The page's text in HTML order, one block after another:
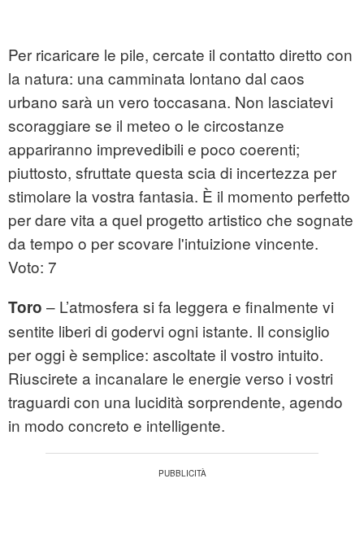
Per ricaricare le pile, cercate il contatto diretto con
la natura: una camminata lontano dal caos
urbano sarà un vero toccasana. Non lasciatevi
scoraggiare se il meteo o le circostanze
appariranno imprevedibili e poco coerenti;
piuttosto, sfruttate questa scia di incertezza per
stimolare la vostra fantasia. È il momento perfetto
per dare vita a quel progetto artistico che sognate
da tempo o per scovare l'intuizione vincente.
Voto: 7
Toro – L’atmosfera si fa leggera e finalmente vi
sentite liberi di godervi ogni istante. Il consiglio
per oggi è semplice: ascoltate il vostro intuito.
Riuscirete a incanalare le energie verso i vostri
traguardi con una lucidità sorprendente, agendo
in modo concreto e intelligente.